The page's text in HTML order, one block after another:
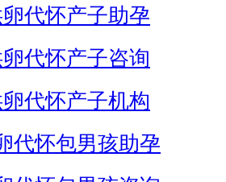
代怀产子助孕
代怀产子咨询
代怀产子机构
代怀包男孩助孕